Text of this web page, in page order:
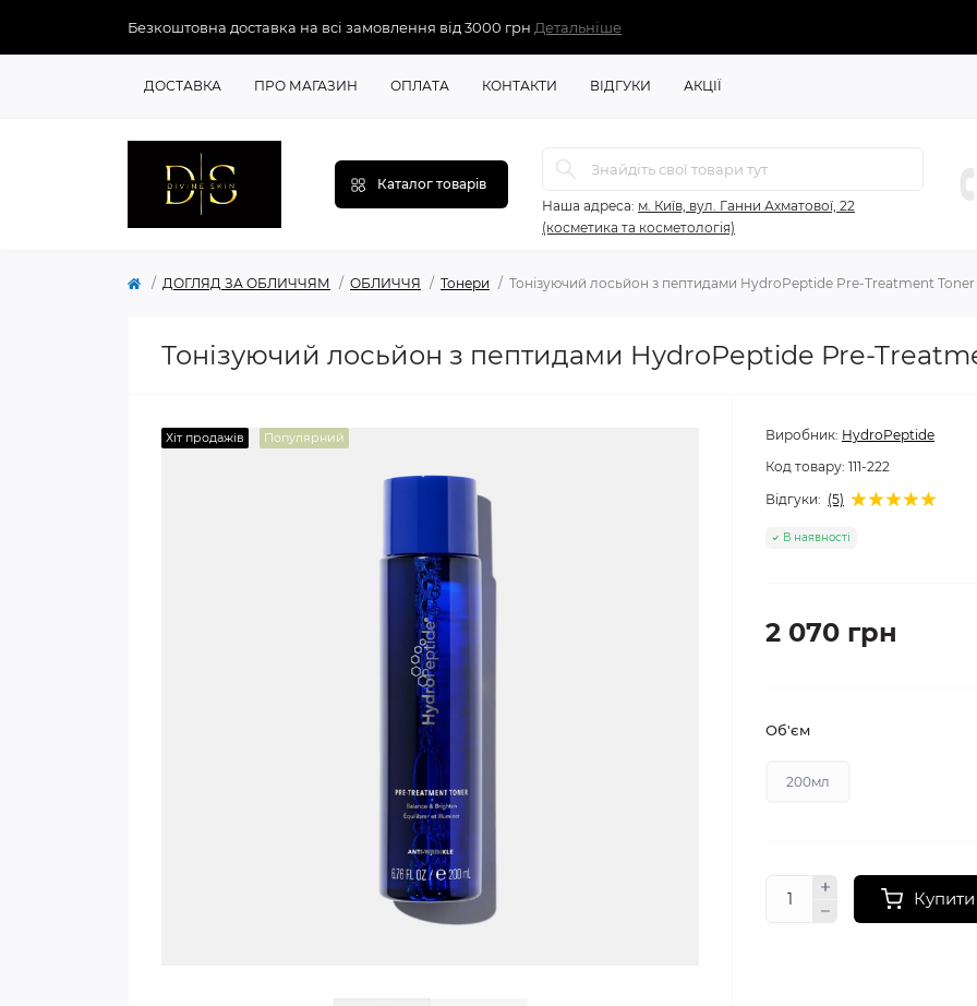
Безкоштовна доставка на всі замовлення від 3000 грн Детальніше
ДОСТАВКА ПРО МАГАЗИН ОПЛАТА КОНТАКТИ ВІДГУКИ АКЦІЇ
Каталог товарів
Наша адреса: м. Київ, вул. Ганни Ахматової, 22
(косметика та косметологія)
ДОГЛЯД ЗА ОБЛИЧЧЯМ ОБЛИЧЧЯ Тонери Тонізуючий лосьйон з пептидами HydroPeptide Pre-Treatment Toner
Тонізуючий лосьйон з пептидами HydroPeptide Pre-
Хіт продажів Популярний Виробник: HydroPeptide
Код товару: 111-222
Відгуки: (5)
В наявності
2 070 грн
Об'єм
200мл
Купити